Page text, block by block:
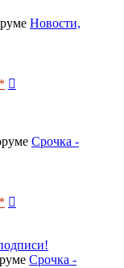
Новости,
Срочка -
Срочка -